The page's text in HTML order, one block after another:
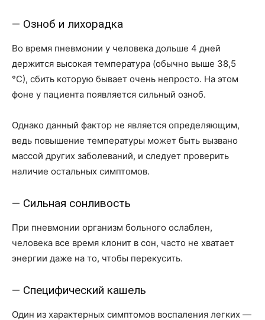
— Озноб и лихорадка
Во время пневмонии у человека дольше 4 дней
держится высокая температура (обычно выше 38,5
°С), сбить которую бывает очень непросто. На этом
фоне у пациента появляется сильный озноб.
Однако данный фактор не является определяющим,
ведь повышение температуры может быть вызвано
массой других заболеваний, и следует проверить
наличие остальных симптомов.
— Сильная сонливость
При пневмонии организм больного ослаблен,
человека все время клонит в сон, часто не хватает
энергии даже на то, чтобы перекусить.
— Специфический кашель
Один из характерных симптомов воспаления легких —